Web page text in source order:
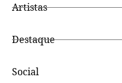
Artistas
Destaque
Social